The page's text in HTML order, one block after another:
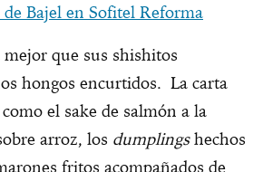
Bajel en Sofitel Reforma
que sus shishitos
hongos encurtidos. La carta
como el sake de salmón a la
arroz, los dumplingshechos
fritos acompañados de